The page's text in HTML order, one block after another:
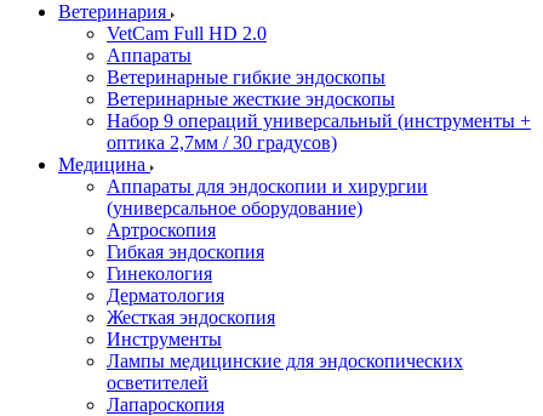
Ветеринария
VetCam Full HD 2.0
Аппараты
Ветеринарные гибкие эндоскопы
Ветеринарные жесткие эндоскопы
Набор 9 операций универсальный (инструменты +
оптика 2,7мм / 30 градусов)
Медицина
Аппараты для эндоскопии и хирургии
(универсальное оборудование)
Артроскопия
Гибкая эндоскопия
Гинекология
Дерматология
Жесткая эндоскопия
Инструменты
Лампы медицинские для эндоскопических
осветителей
Лапароскопия